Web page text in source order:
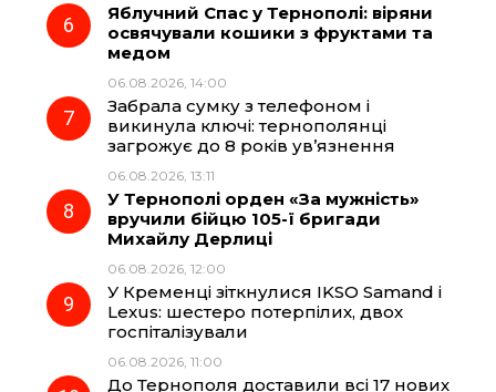
Яблучний Спас у Тернополі: віряни
освячували кошики з фруктами та
медом
06.08.2026, 14:00
Забрала сумку з телефоном і
викинула ключі: тернополянці
загрожує до 8 років ув’язнення
06.08.2026, 13:11
У Тернополі орден «За мужність»
вручили бійцю 105-ї бригади
Михайлу Дерлиці
06.08.2026, 12:00
У Кременці зіткнулися IKSO Samand і
Lexus: шестеро потерпілих, двох
госпіталізували
06.08.2026, 11:00
До Тернополя доставили всі 17 нових